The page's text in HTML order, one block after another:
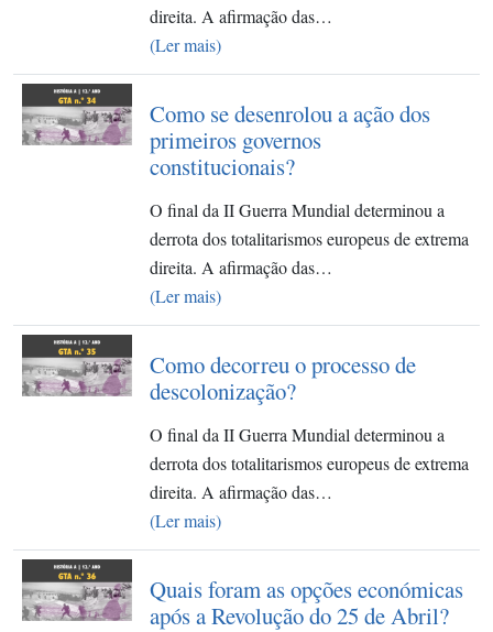
direita. A afirmação das…
(Ler mais)
Como se desenrolou a ação dos
primeiros governos
constitucionais?
O final da II Guerra Mundial determinou a
derrota dos totalitarismos europeus de extrema
direita. A afirmação das…
(Ler mais)
Como decorreu o processo de
descolonização?
O final da II Guerra Mundial determinou a
derrota dos totalitarismos europeus de extrema
direita. A afirmação das…
(Ler mais)
Quais foram as opções económicas
após a Revolução do 25 de Abril?